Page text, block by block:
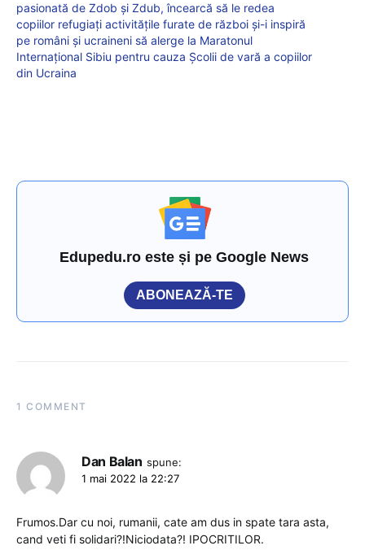
pasionată de Zdob și Zdub, încearcă să le redea
copiilor refugiați activitățile furate de război și-i inspiră
pe români și ucraineni să alerge la Maratonul
Internațional Sibiu pentru cauza Școlii de vară a copiilor
din Ucraina
Edupedu.ro este și pe Google News
ABONEAZĂ-TE
1 COMMENT
Dan Balan spune:
1 mai 2022 la 22:27
Frumos.Dar cu noi, rumanii, cate am dus in spate tara asta,
cand veti fi solidari?!Niciodata?! IPOCRITILOR.